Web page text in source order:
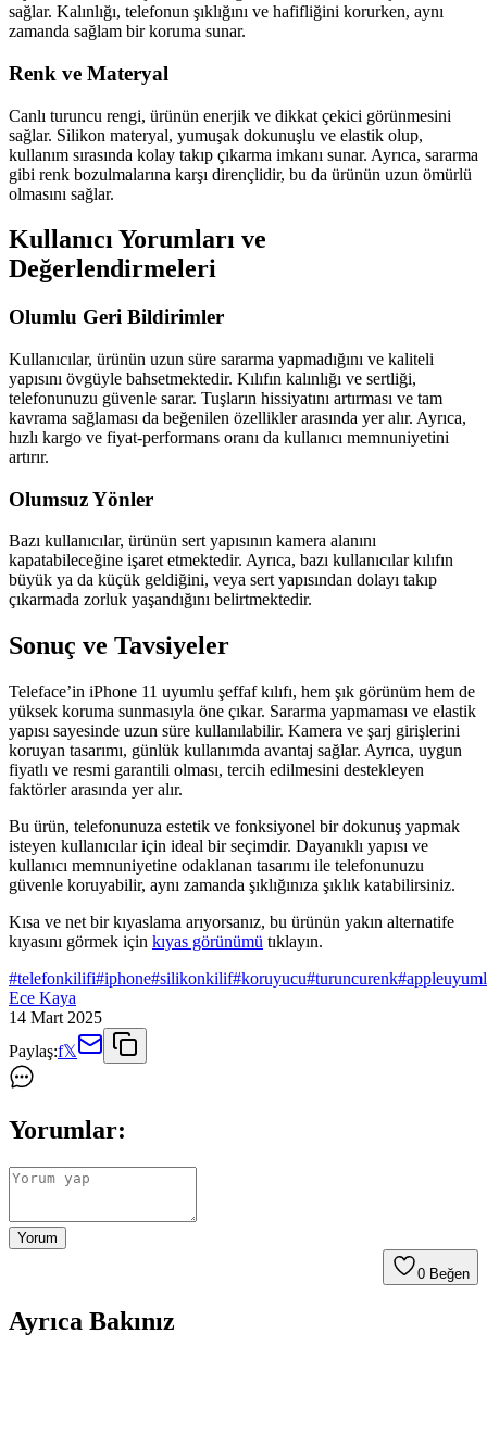
sağlar. Kalınlığı, telefonun şıklığını ve hafifliğini korurken, aynı
zamanda sağlam bir koruma sunar.
Renk ve Materyal
Canlı turuncu rengi, ürünün enerjik ve dikkat çekici görünmesini
sağlar. Silikon materyal, yumuşak dokunuşlu ve elastik olup,
kullanım sırasında kolay takıp çıkarma imkanı sunar. Ayrıca, sararma
gibi renk bozulmalarına karşı dirençlidir, bu da ürünün uzun ömürlü
olmasını sağlar.
Kullanıcı Yorumları ve
Değerlendirmeleri
Olumlu Geri Bildirimler
Kullanıcılar, ürünün uzun süre sararma yapmadığını ve kaliteli
yapısını övgüyle bahsetmektedir. Kılıfın kalınlığı ve sertliği,
telefonunuzu güvenle sarar. Tuşların hissiyatını artırması ve tam
kavrama sağlaması da beğenilen özellikler arasında yer alır. Ayrıca,
hızlı kargo ve fiyat-performans oranı da kullanıcı memnuniyetini
artırır.
Olumsuz Yönler
Bazı kullanıcılar, ürünün sert yapısının kamera alanını
kapatabileceğine işaret etmektedir. Ayrıca, bazı kullanıcılar kılıfın
büyük ya da küçük geldiğini, veya sert yapısından dolayı takıp
çıkarmada zorluk yaşandığını belirtmektedir.
Sonuç ve Tavsiyeler
Teleface’in iPhone 11 uyumlu şeffaf kılıfı, hem şık görünüm hem de
yüksek koruma sunmasıyla öne çıkar. Sararma yapmaması ve elastik
yapısı sayesinde uzun süre kullanılabilir. Kamera ve şarj girişlerini
koruyan tasarımı, günlük kullanımda avantaj sağlar. Ayrıca, uygun
fiyatlı ve resmi garantili olması, tercih edilmesini destekleyen
faktörler arasında yer alır.
Bu ürün, telefonunuza estetik ve fonksiyonel bir dokunuş yapmak
isteyen kullanıcılar için ideal bir seçimdir. Dayanıklı yapısı ve
kullanıcı memnuniyetine odaklanan tasarımı ile telefonunuzu
güvenle koruyabilir, aynı zamanda şıklığınıza şıklık katabilirsiniz.
Kısa ve net bir kıyaslama arıyorsanız, bu ürünün yakın alternatife
kıyasını görmek için kıyas görünümü tıklayın.
#telefonkilifi#iphone#silikonkilif#koruyucu#turuncurenk#
Ece Kaya
14 Mart 2025
Paylaş:f𝕏
Yorumlar:
Yorum
0 Beğen
Ayrıca Bakınız